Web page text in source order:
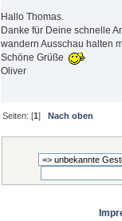
Hallo Thomas.
Danke für Deine schnelle
wandern Ausschau halten
Schöne Grüße
Oliver
Seiten: [1]Nach oben